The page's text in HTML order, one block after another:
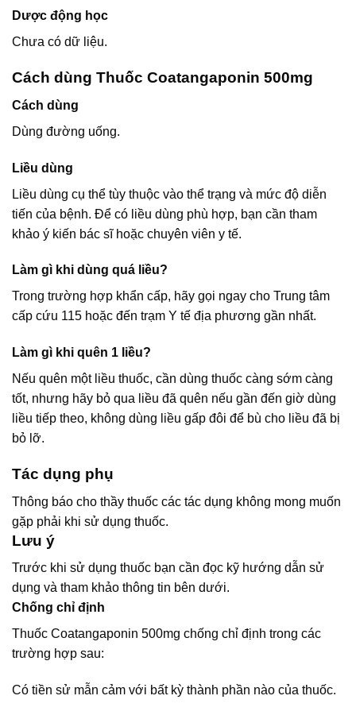
Dược động học
Chưa có dữ liệu.
Cách dùng Thuốc Coatangaponin 500mg
Cách dùng
Dùng đường uống.
Liều dùng
Liều dùng cụ thể tùy thuộc vào thể trạng và mức độ diễn
tiến của bệnh. Để có liều dùng phù hợp, bạn cần tham
khảo ý kiến bác sĩ hoặc chuyên viên y tế.
Làm gì khi dùng quá liều?
Trong trường hợp khẩn cấp, hãy gọi ngay cho Trung tâm
cấp cứu 115 hoặc đến trạm Y tế địa phương gần nhất.
Làm gì khi quên 1 liều?
Nếu quên một liều thuốc, cần dùng thuốc càng sớm càng
tốt, nhưng hãy bỏ qua liều đã quên nếu gần đến giờ dùng
liều tiếp theo, không dùng liều gấp đôi để bù cho liều đã bị
bỏ lỡ.
Tác dụng phụ
Thông báo cho thầy thuốc các tác dụng không mong muốn
gặp phải khi sử dụng thuốc.
Lưu ý
Trước khi sử dụng thuốc bạn cần đọc kỹ hướng dẫn sử
dụng và tham khảo thông tin bên dưới.
Chống chỉ định
Thuốc Coatangaponin 500mg chống chỉ định trong các
trường hợp sau:
Có tiền sử mẫn cảm với bất kỳ thành phần nào của thuốc.